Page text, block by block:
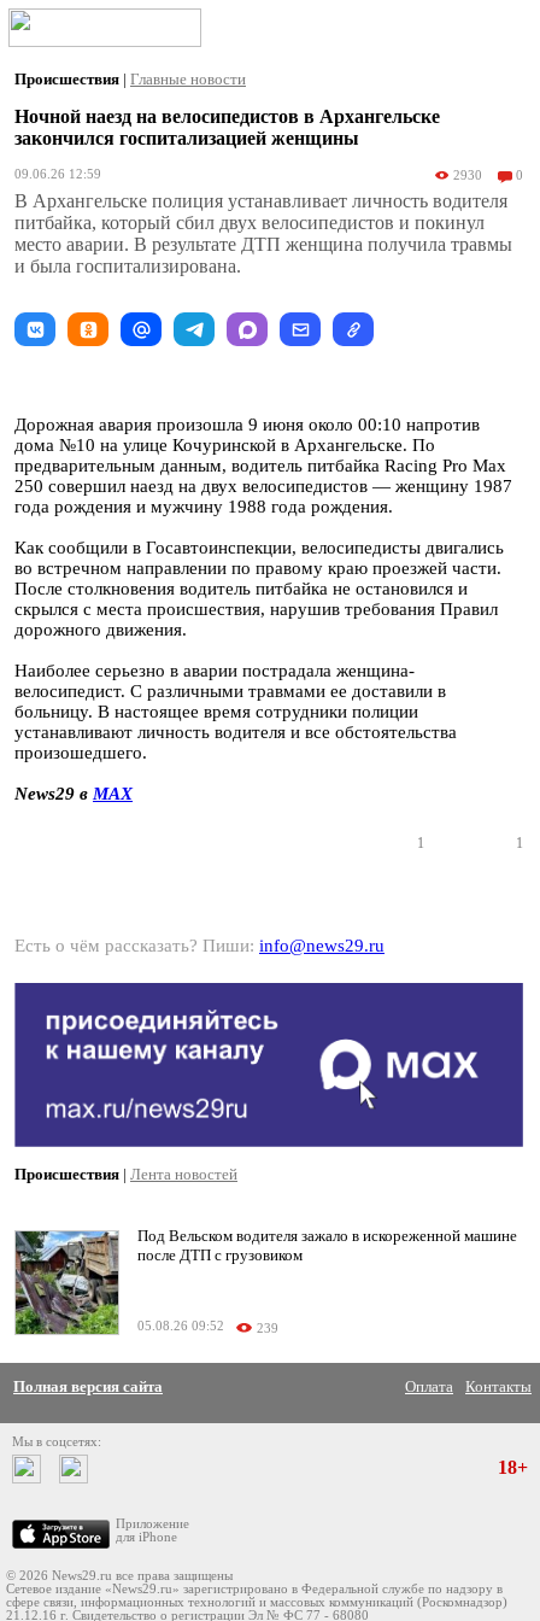
Происшествия | Главные новости
Ночной наезд на велосипедистов в Архангельске
закончился госпитализацией женщины
09.06.26 12:59 2930 0
В Архангельске полиция устанавливает личность водителя
питбайка, который сбил двух велосипедистов и покинул
место аварии. В результате ДТП женщина получила травмы
и была госпитализирована.
Дорожная авария произошла 9 июня около 00:10 напротив
дома №10 на улице Кочуринской в Архангельске. По
предварительным данным, водитель питбайка Racing Pro Max
250 совершил наезд на двух велосипедистов — женщину 1987
года рождения и мужчину 1988 года рождения.
Как сообщили в Госавтоинспекции, велосипедисты двигались
во встречном направлении по правому краю проезжей части.
После столкновения водитель питбайка не остановился и
скрылся с места происшествия, нарушив требования Правил
дорожного движения.
Наиболее серьезно в аварии пострадала женщина-
велосипедист. С различными травмами ее доставили в
больницу. В настоящее время сотрудники полиции
устанавливают личность водителя и все обстоятельства
произошедшего.
News29 в MAX
1 1
Есть о чём рассказать? Пиши: info@news29.ru
Происшествия | Лента новостей
Под Вельском водителя зажало в искореженной машине
после ДТП с грузовиком
05.08.26 09:52 239
Полная версия сайта Оплата Контакты
Мы в соцсетях:
Приложение
для iPhone
18+
© 2026 News29.ru все права защищены
Сетевое издание «News29.ru» зарегистрировано в Федеральной службе по надзору в
сфере связи, информационных технологий и массовых коммуникаций (Роскомнадзор)
21.12.16 г. Свидетельство о регистрации Эл № ФС 77 - 68080